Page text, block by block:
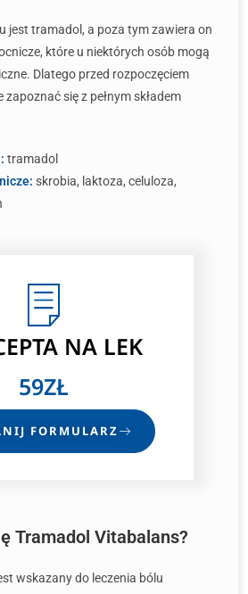
jest tramadol, a poza tym zawiera on
które u niektórych osób mogą
Dlatego przed rozpoczęciem
się z pełnym składem
tramadol
skrobia, laktoza, celuloza,
NA LEK
59ZŁ
FORMULARZ
Tramadol Vitabalans?
wskazany do leczenia bólu